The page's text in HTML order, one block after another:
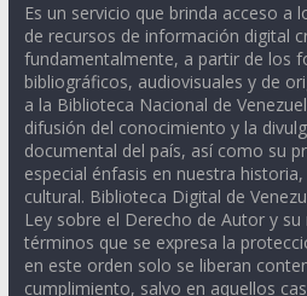
Es un servicio que brinda acceso a
de recursos de información digital
fundamentalmente, a partir de los
bibliográficos, audiovisuales y de
a la Biblioteca Nacional de
difusión del conocimiento y la
documental del país, así como su
especial énfasis en nuestra
cultural. Biblioteca Digital de
Ley sobre el Derecho de Autor y
términos que se expresa la
en este orden solo se liberan
cumplimiento, salvo en aquellos